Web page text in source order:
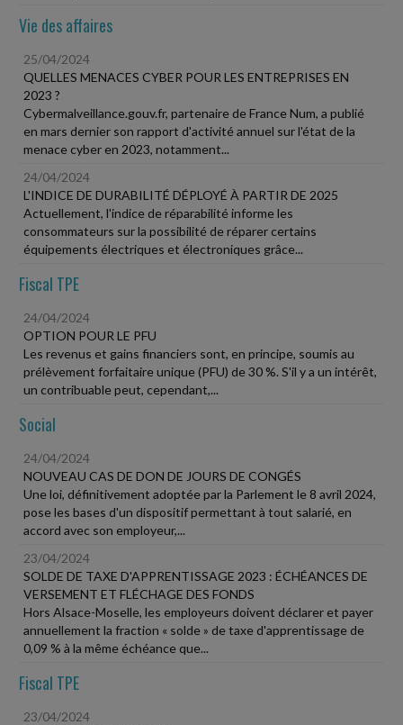
Vie des affaires
25/04/2024
QUELLES MENACES CYBER POUR LES ENTREPRISES EN
2023 ?
Cybermalveillance.gouv.fr, partenaire de France Num, a publié
en mars dernier son rapport d'activité annuel sur l'état de la
menace cyber en 2023, notamment...
24/04/2024
L'INDICE DE DURABILITÉ DÉPLOYÉ À PARTIR DE 2025
Actuellement, l'indice de réparabilité informe les
consommateurs sur la possibilité de réparer certains
équipements électriques et électroniques grâce...
Fiscal TPE
24/04/2024
OPTION POUR LE PFU
Les revenus et gains financiers sont, en principe, soumis au
prélèvement forfaitaire unique (PFU) de 30 %. S'il y a un intérêt,
un contribuable peut, cependant,...
Social
24/04/2024
NOUVEAU CAS DE DON DE JOURS DE CONGÉS
Une loi, définitivement adoptée par la Parlement le 8 avril 2024,
pose les bases d'un dispositif permettant à tout salarié, en
accord avec son employeur,...
23/04/2024
SOLDE DE TAXE D'APPRENTISSAGE 2023 : ÉCHÉANCES DE
VERSEMENT ET FLÉCHAGE DES FONDS
Hors Alsace-Moselle, les employeurs doivent déclarer et payer
annuellement la fraction « solde » de taxe d'apprentissage de
0,09 % à la même échéance que...
Fiscal TPE
23/04/2024